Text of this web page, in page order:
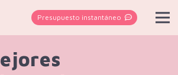
Presupuesto instantáneo